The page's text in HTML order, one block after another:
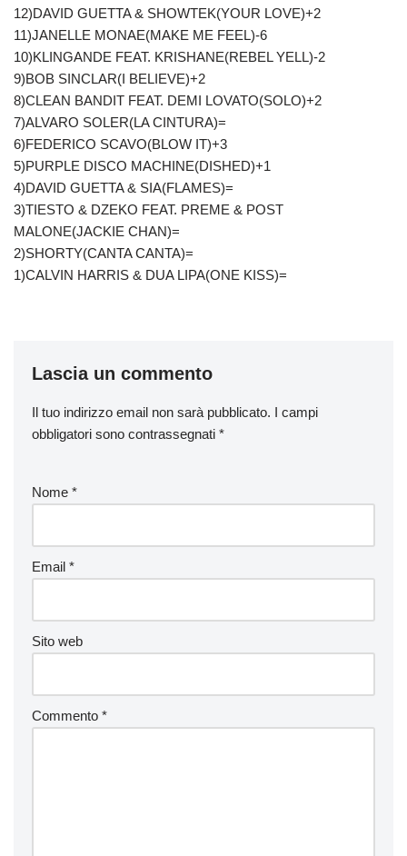
12)DAVID GUETTA & SHOWTEK(YOUR LOVE)+2
11)JANELLE MONAE(MAKE ME FEEL)-6
10)KLINGANDE FEAT. KRISHANE(REBEL YELL)-2
9)BOB SINCLAR(I BELIEVE)+2
8)CLEAN BANDIT FEAT. DEMI LOVATO(SOLO)+2
7)ALVARO SOLER(LA CINTURA)=
6)FEDERICO SCAVO(BLOW IT)+3
5)PURPLE DISCO MACHINE(DISHED)+1
4)DAVID GUETTA & SIA(FLAMES)=
3)TIESTO & DZEKO FEAT. PREME & POST
MALONE(JACKIE CHAN)=
2)SHORTY(CANTA CANTA)=
1)CALVIN HARRIS & DUA LIPA(ONE KISS)=
Lascia un commento
Il tuo indirizzo email non sarà pubblicato. I campi
obbligatori sono contrassegnati *
Nome *
Email *
Sito web
Commento *